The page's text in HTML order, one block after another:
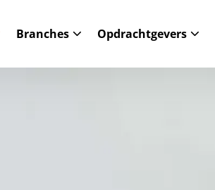
Branches Opdrachtgevers